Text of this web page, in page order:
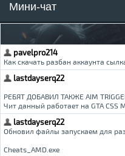
Мини-чат